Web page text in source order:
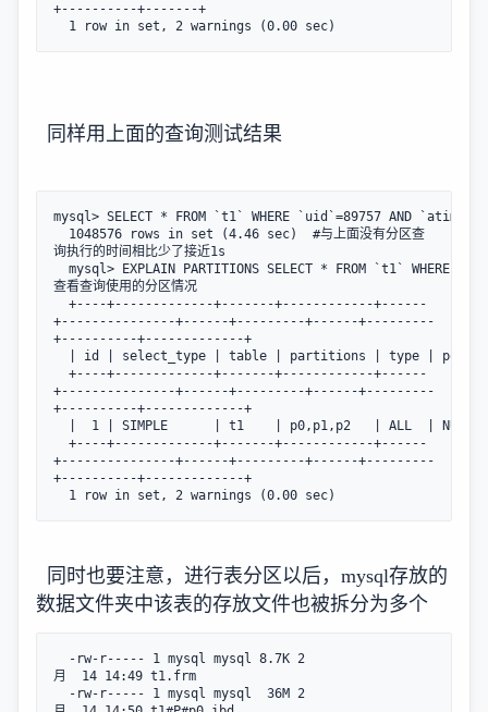
+----------+-------+
1 row in set, 2 warnings (0.00 sec)
同样用上面的查询测试结果
mysql> SELECT * FROM `t1` WHERE `uid`=89757 AND `atime`<
1048576 rows in set (4.46 sec)  #与上面没有分区查
询执行的时间相比少了接近1s
mysql> EXPLAIN PARTITIONS SELECT * FROM `t1` WHERE
查看查询使用的分区情况
+----+-------------+-------+------------+------
+---------------+------+---------+------+---------
+----------+-------------+
| id | select_type | table | partitions | type |
+----+-------------+-------+------------+------
+---------------+------+---------+------+---------
+----------+-------------+
|  1 | SIMPLE      | t1    | p0,p1,p2   | ALL  | NULL
+----+-------------+-------+------------+------
+---------------+------+---------+------+---------
+----------+-------------+
1 row in set, 2 warnings (0.00 sec)
同时也要注意，进行表分区以后，mysql存放的
数据文件夹中该表的存放文件也被拆分为多个
-rw-r----- 1 mysql mysql 8.7K 2
月  14 14:49 t1.frm
-rw-r----- 1 mysql mysql  36M 2